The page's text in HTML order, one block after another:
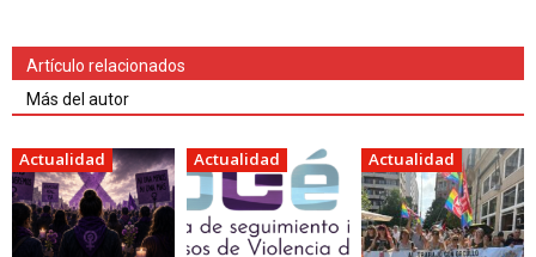
Artículo relacionados
Más del autor
Actualidad Actualidad Actualidad